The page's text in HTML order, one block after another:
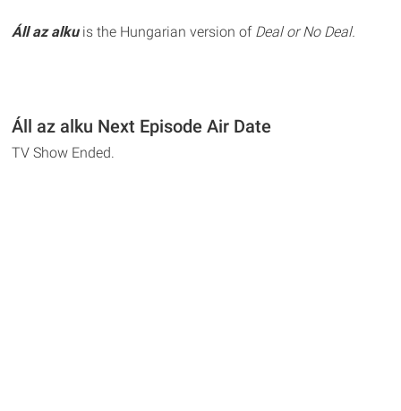
Áll az alkuis the Hungarian version of Deal or No Deal.
Áll az alku Next Episode Air Date
TV Show Ended.